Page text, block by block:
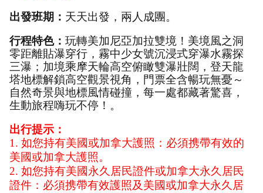
出發班期： 天天出發，兩人成團。
行程特色： 玩轉美加尼亞加拉雙境！美境風之洞
零距離貼瀑穿行，霧中少女號沉浸式穿瀑水霧探
三瀑；加境乘摩天輪高空俯瞰雙瀑壯闊，登天龍
塔地標解鎖高空觀景視角，門票全含暢玩無憂～
自然奇景與地標風情碰撞，每一處都藏著驚喜，
生動旅程嗨玩不停！。
出行提示：
1. 如您持有美國或加拿大護照：必須携帶有效的
美國或加拿大護照。
2. 如您持有美國永久居民證件或加拿大永久居民
證件：必須携帶有效護照及美國或加拿大永久居